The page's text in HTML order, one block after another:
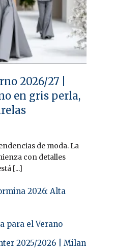
2026/27 |
en gris perla,
de moda. La
con detalles
[...]
2026: Alta
para el Verano
2025/2026 | Milan